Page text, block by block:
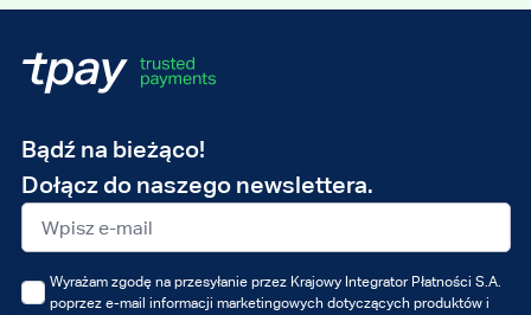
Bądź na bieżąco!
Dołącz do naszego newslettera.
Adres
e-
mail
Wyrażam zgodę na przesyłanie przez Krajowy Integrator Płatności S.A.
poprzez e-mail informacji marketingowych dotyczących produktów i